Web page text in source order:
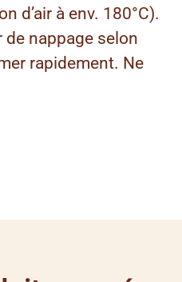
d’air à env. 180°C).
nappage selon
rapidement. Ne